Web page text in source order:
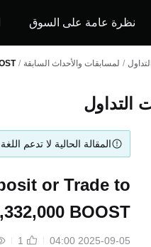
نظرة عامة على السوق
/ لمسابقات والأحداث السابقة /
التداول
المقالة الحالية لا تدعم
or Trade to
BOOST!
2025-09-05 04:00
1